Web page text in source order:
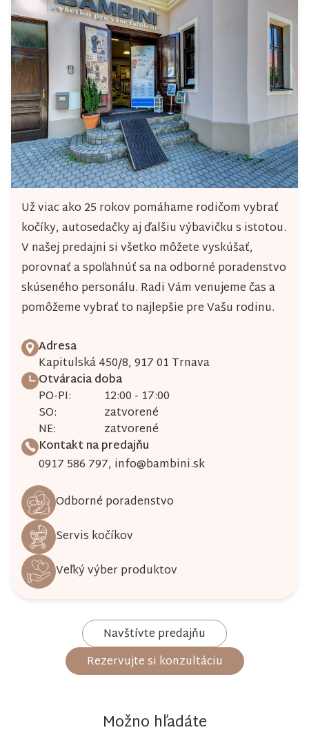
Už viac ako 25 rokov pomáhame rodičom vybrať
kočíky, autosedačky aj ďalšiu výbavičku s istotou.
V našej predajni si všetko môžete vyskúšať,
porovnať a spoľahnúť sa na odborné poradenstvo
skúseného personálu. Radi Vám venujeme čas a
pomôžeme vybrať to najlepšie pre Vašu rodinu.
Adresa
Kapitulská 450/8, 917 01 Trnava
Otváracia doba
PO-PI:
12:00 - 17:00
SO:
zatvorené
NE:
zatvorené
Kontakt na predajňu
0917 586 797, info@bambini.sk
Odborné poradenstvo
Servis kočíkov
Veľký výber produktov
Navštívte predajňu
Rezervujte si konzultáciu
Možno hľadáte